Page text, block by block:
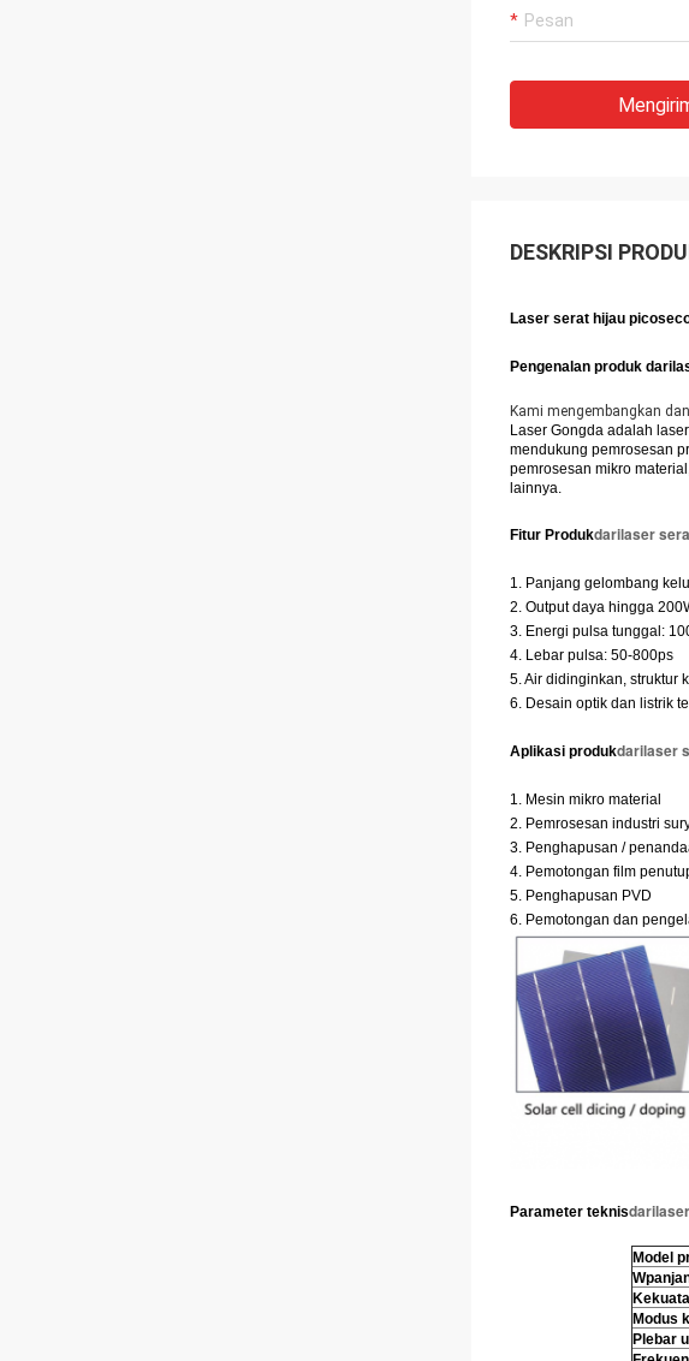
DESKRIPSI
Laser serat hijau
Pengenalan produk dari
Kami mengembangkan
Laser Gongda adalah
mendukung pemrosesan
pemrosesan mikro
lainnya.
Fitur Produkdarilaser
1. Panjang gelombang
2. Output daya hingga
3. Energi pulsa tunggal:
4. Lebar pulsa: 50-800ps
5. Air didinginkan, struktur
6. Desain optik dan listrik
Aplikasi produkdarilaser
1. Mesin mikro material
2. Pemrosesan industri
3. Penghapusan /
4. Pemotongan film
5. Penghapusan PVD
6. Pemotongan dan
Parameter teknisdari
Model
W
Modus
Plebar